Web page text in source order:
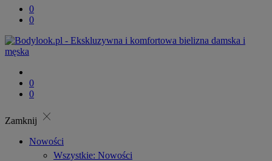
0
0
0
0
Zamknij close
Nowości
Wszystkie: Nowości